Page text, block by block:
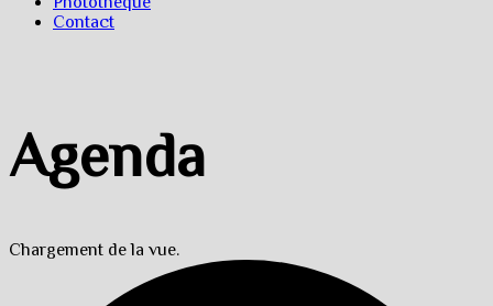
Contact
Agenda
Chargement de la vue.